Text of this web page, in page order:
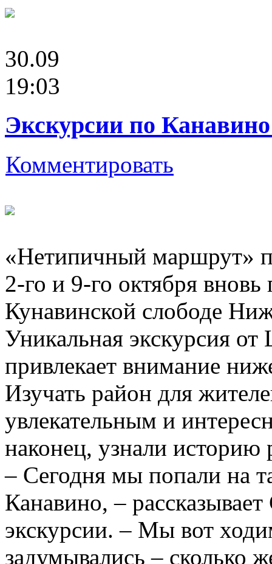
30.09
19:03
Экскурсии по
Комментировать
«Нетипичный маршрут»
2-го и 9-го октября
Кунавинской слободе
Уникальная экскурсия
привлекает внимание
Изучать район для
увлекательным и
наконец, узнали историю
– Сегодня мы попали на
Канавино, –
экскурсии. – Мы вот
задумывались – сколько